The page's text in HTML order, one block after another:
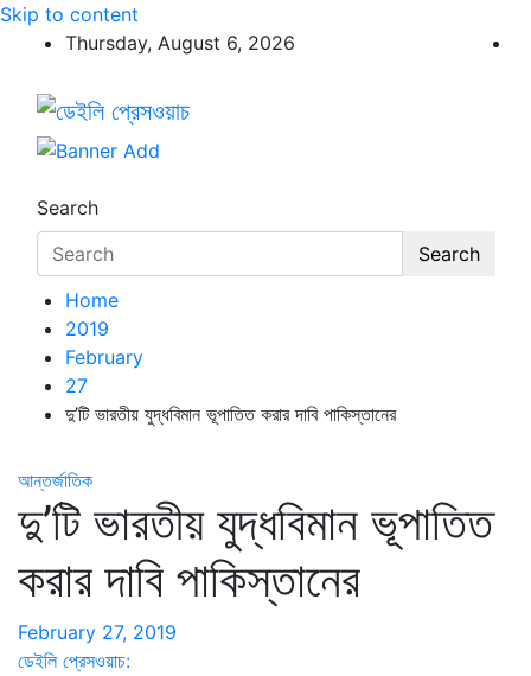
Skip to content
Thursday, August 6, 2026
ডেইলি প্রেসওয়াচ
ডেইলি প্রেসওয়াচ মুক্তিযুদ্ধের চেতনায় উদ্বুদ্ধ মুখপত্র
Search
Search
Home
2019
February
27
দু’টি ভারতীয় যুদ্ধবিমান ভূপাতিত করার দাবি পাকিস্তানের
আন্তর্জাতিক
দু’টি ভারতীয় যুদ্ধবিমান ভূপাতিত
করার দাবি পাকিস্তানের
February 27, 2019
ডেইলি প্রেসওয়াচ: